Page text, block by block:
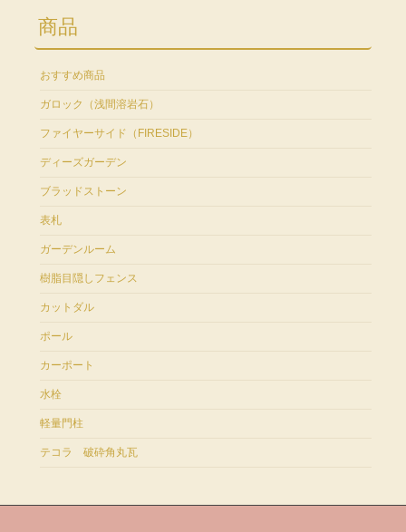
商品
おすすめ商品
ガロック（浅間溶岩石）
ファイヤーサイド（FIRESIDE）
ディーズガーデン
ブラッドストーン
表札
ガーデンルーム
樹脂目隠しフェンス
カットダル
ポール
カーポート
水栓
軽量門柱
テコラ 破砕角丸瓦